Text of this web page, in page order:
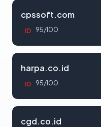
cpssoft.com
ID 95/100
harpa.co.id
ID 95/100
cgd.co.id